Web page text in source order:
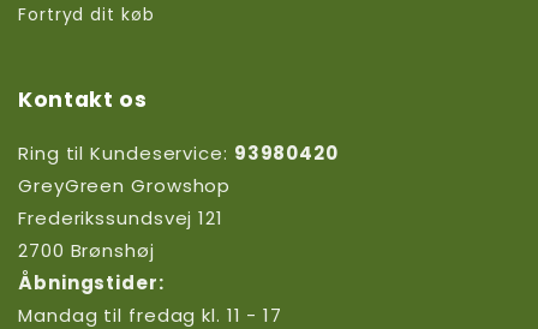
Fortryd dit køb
Kontakt os
Ring til Kundeservice: 93980420
GreyGreen Growshop
Frederikssundsvej 121
2700 Brønshøj
Åbningstider:
Mandag til fredag kl. 11 - 17